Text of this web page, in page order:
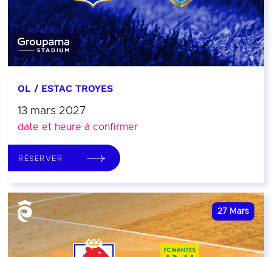
OL / ESTAC TROYES
13 mars 2027
date et heure à confirmer
RÉSERVER
27 Mars